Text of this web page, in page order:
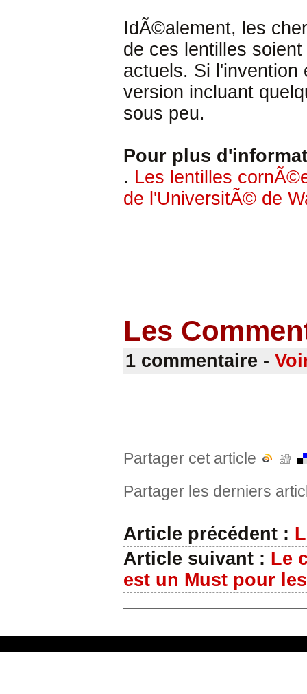
IdÃ©alement, les
de ces lentilles
actuels. Si l'invention
version incluant
sous peu.
Pour plus
. Les lentilles
de l'UniversitÃ© de
Les
1 commentaire -
Partager cet article
Partager les derniers
Article précédent :
Article suivant : Le
est un Must pour